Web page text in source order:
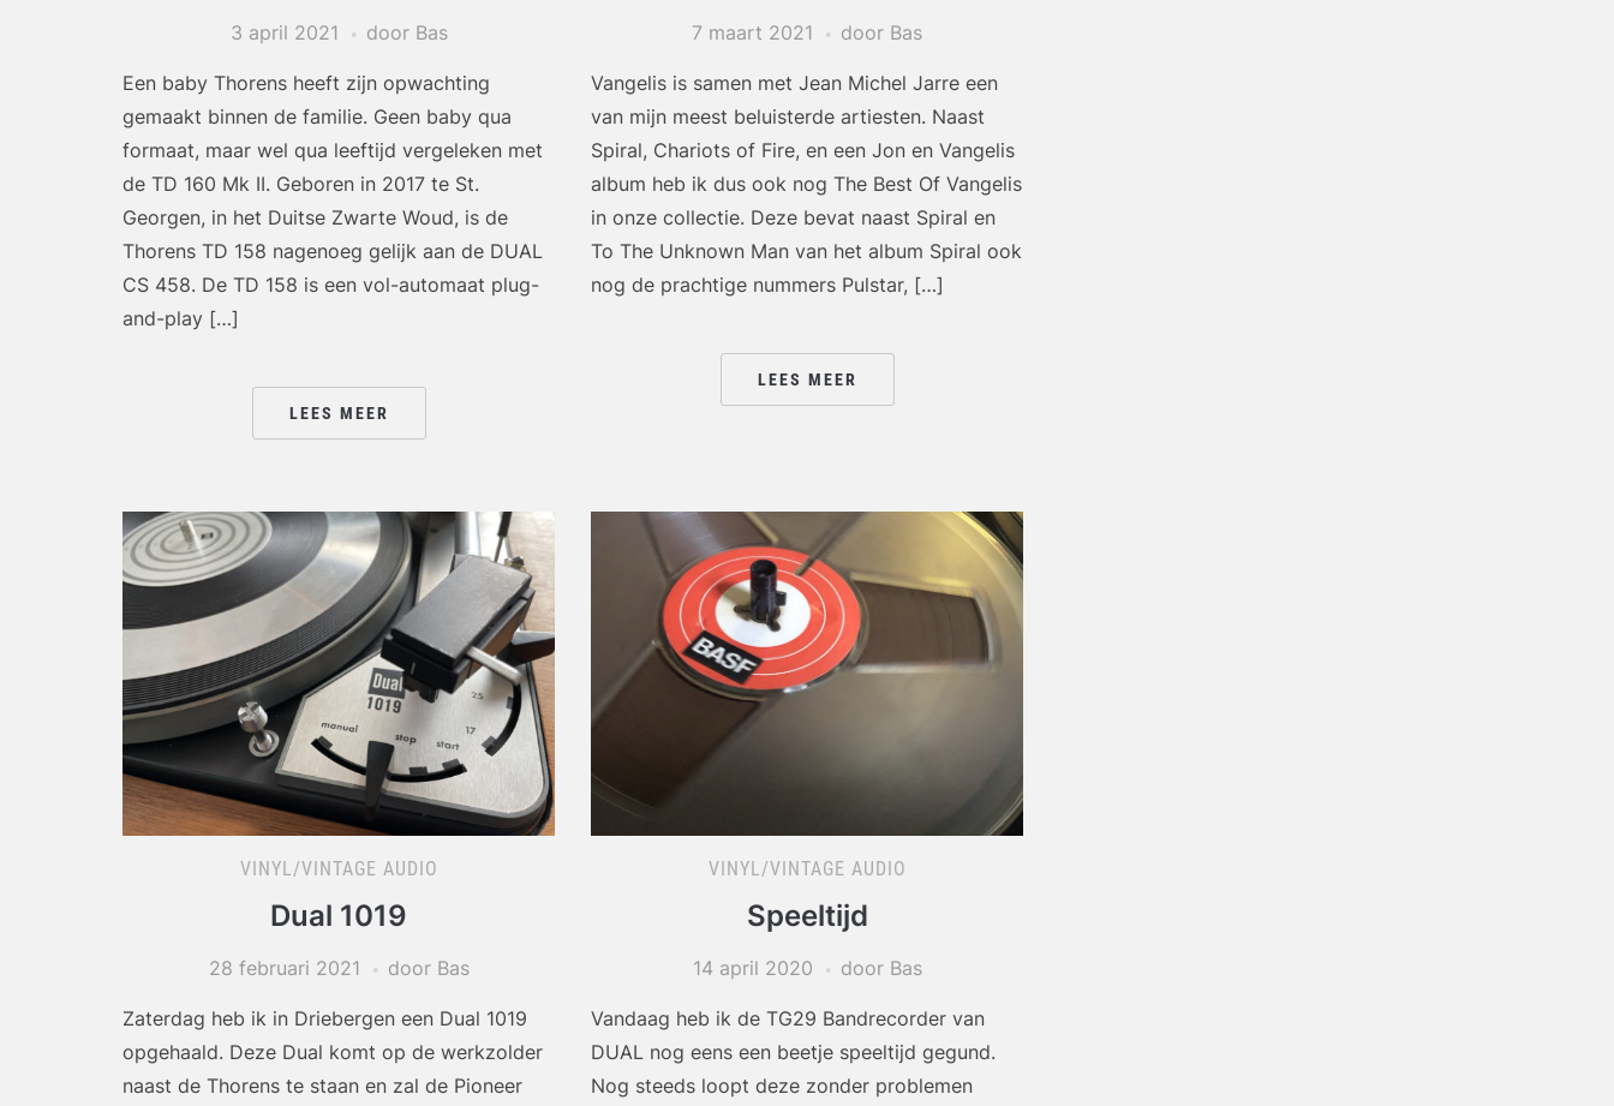
3 april 2021 door Bas
Een baby Thorens heeft zijn opwachting
gemaakt binnen de familie. Geen baby qua
formaat, maar wel qua leeftijd vergeleken met
de TD 160 Mk II. Geboren in 2017 te St.
Georgen, in het Duitse Zwarte Woud, is de
Thorens TD 158 nagenoeg gelijk aan de DUAL
CS 458. De TD 158 is een vol-automaat plug-
and-play […]
LEES MEER
7 maart 2021 door Bas
Vangelis is samen met Jean Michel Jarre een
van mijn meest beluisterde artiesten. Naast
Spiral, Chariots of Fire, en een Jon en Vangelis
album heb ik dus ook nog The Best Of Vangelis
in onze collectie. Deze bevat naast Spiral en
To The Unknown Man van het album Spiral ook
nog de prachtige nummers Pulstar, […]
LEES MEER
VINYL/VINTAGE AUDIO
Dual 1019
28 februari 2021 door Bas
Zaterdag heb ik in Driebergen een Dual 1019
opgehaald. Deze Dual komt op de werkzolder
naast de Thorens te staan en zal de Pioneer
VINYL/VINTAGE AUDIO
Speeltijd
14 april 2020 door Bas
Vandaag heb ik de TG29 Bandrecorder van
DUAL nog eens een beetje speeltijd gegund.
Nog steeds loopt deze zonder problemen